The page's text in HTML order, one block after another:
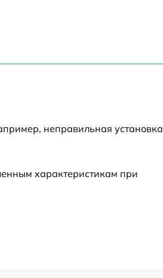
1550 р
650 рнеправильная установка
характеристикам при